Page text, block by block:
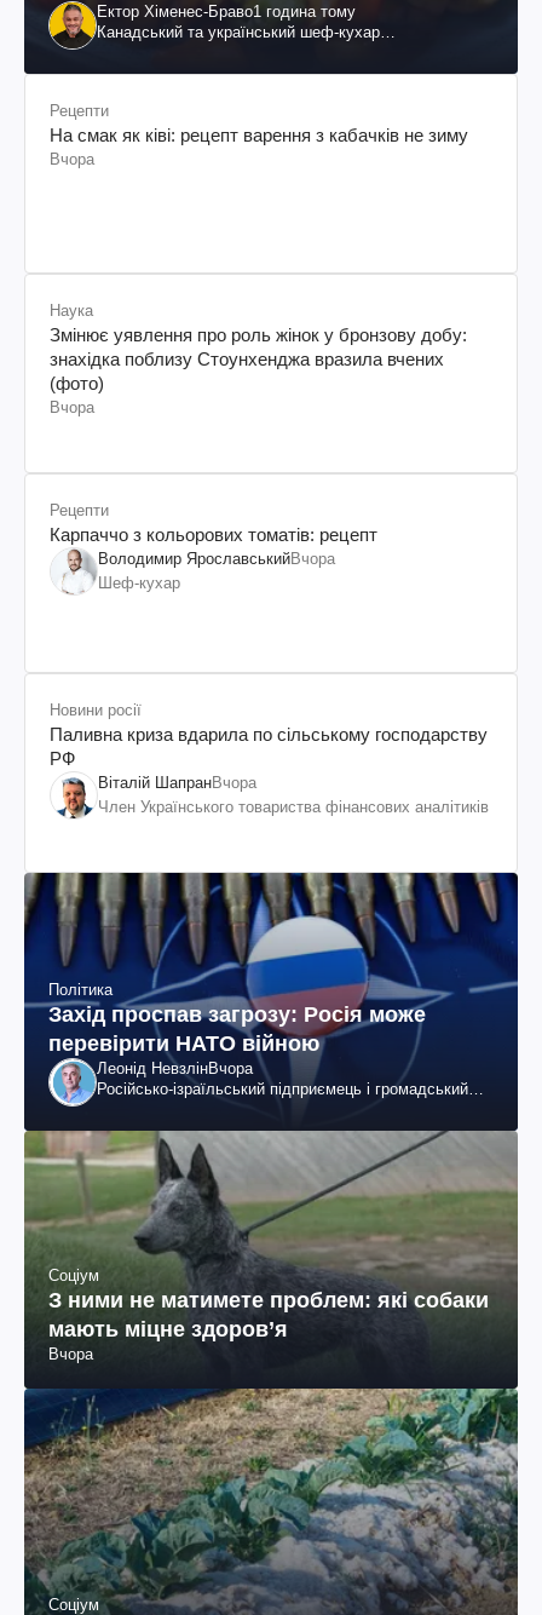
Ектор Хіменес-Браво1 година тому
Канадський та український шеф-кухар
Рецепти
На смак як ківі: рецепт варення з кабачків не зиму
Вчора
Наука
Змінює уявлення про роль жінок у бронзову добу:
знахідка поблизу Стоунхенджа вразила вчених
(фото)
Вчора
Рецепти
Карпаччо з кольорових томатів: рецепт
Володимир ЯрославськийВчора
Шеф-кухар
Новини росії
Паливна криза вдарила по сільському господарству
РФ
Віталій ШапранВчора
Член Українського товариства фінансових аналітиків
Політика
Захід проспав загрозу: Росія може
перевірити НАТО війною
Леонід НевзлінВчора
Російсько-ізраїльський підприємець і громадський
Соціум
З ними не матимете проблем: які собаки
мають міцне здоров’я
Вчора
Соціум